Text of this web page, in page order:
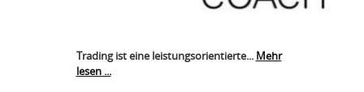
Trading ist eine leistungsorientierte... Mehr
lesen ...